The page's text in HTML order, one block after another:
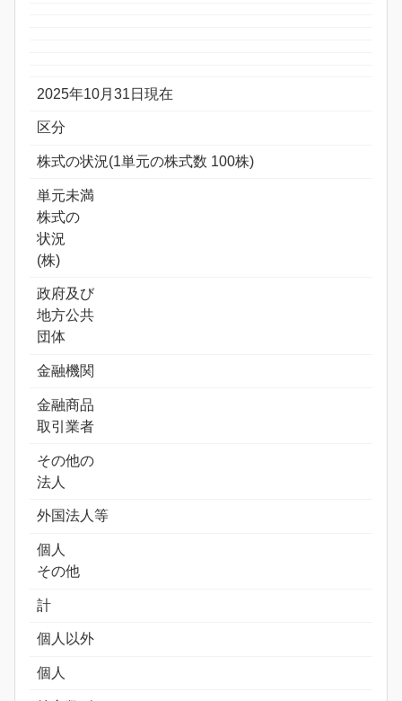
2025年10月31日現在
区分
株式の状況(1単元の株式数 100株)
単元未満
株式の
状況
(株)
政府及び
地方公共
団体
金融機関
金融商品
取引業者
その他の
法人
外国法人等
個人
その他
計
個人以外
個人